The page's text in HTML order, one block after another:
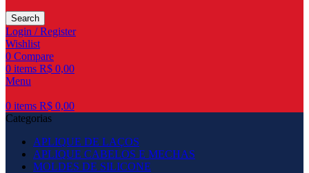
Search
Login / Register
Wishlist
0 Compare
0 items R$ 0,00
Menu
0 items R$ 0,00
Categorias
APLIQUE DE LAÇOS
APLIQUE CABELOS E MECHAS
MOLDES DE SILICONE